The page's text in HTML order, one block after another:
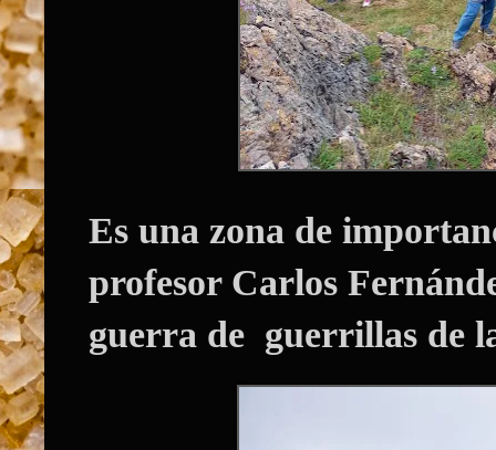
Es una zona de
profesor Carlos
guerra de guerrillas de